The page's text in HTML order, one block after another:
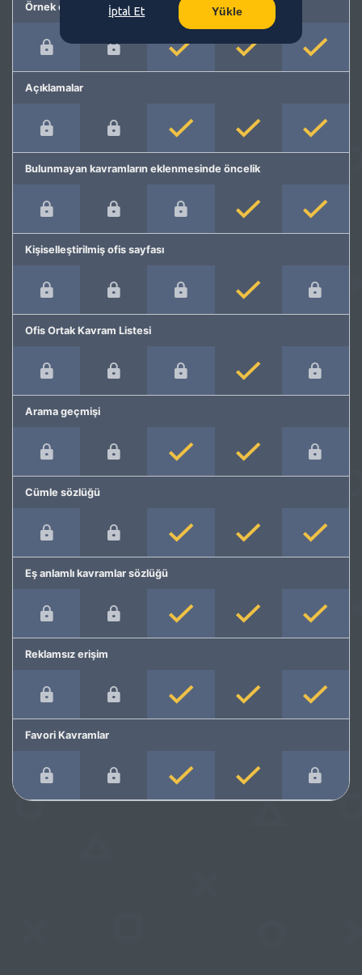
Örnek cümleler
Açıklamalar
Bulunmayan kavramların eklenmesinde öncelik
Kişiselleştirilmiş ofis sayfası
Ofis Ortak Kavram Listesi
Arama geçmişi
Cümle sözlüğü
Eş anlamlı kavramlar sözlüğü
Reklamsız erişim
Favori Kavramlar
İptal Et Yükle